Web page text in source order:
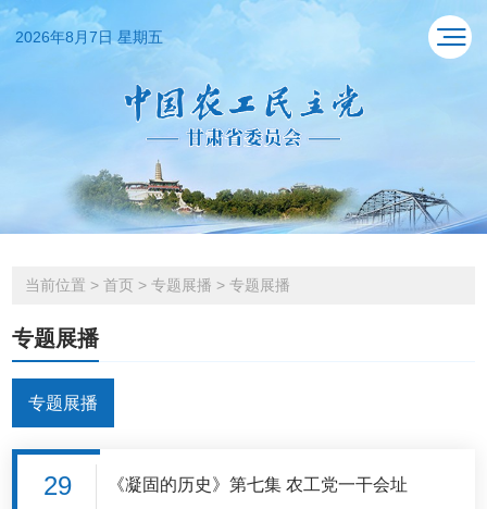
2026年8月7日 星期五
当前位置 > 首页 > 专题展播 > 专题展播
专题展播
专题展播
29 《凝固的历史》第七集 农工党一干会址